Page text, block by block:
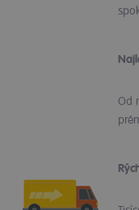
Od